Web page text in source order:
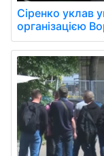
Сіренко уклав
організацією